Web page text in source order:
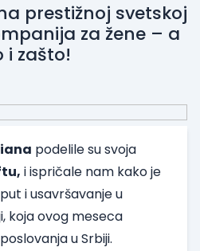
prestižnoj svetskoj
za žene – a
i zašto!
podelile su svoja
i ispričale nam kako je
i usavršavanje u
koja ovog meseca
u Srbiji.